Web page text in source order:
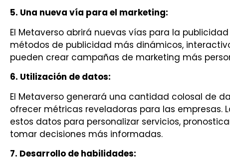
5. Una nueva vía para el marketing:
El Metaverso abrirá nuevas vías para la
métodos de publicidad más dinámicos,
pueden crear campañas de marketing más
6. Utilización de datos:
El Metaverso generará una cantidad colosal de
ofrecer métricas reveladoras para las empresas.
estos datos para personalizar servicios,
tomar decisiones más informadas.
7. Desarrollo de habilidades: